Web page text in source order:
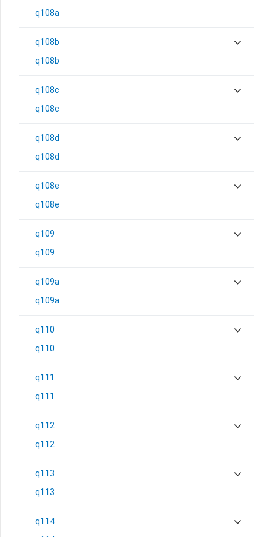
q108a
q108b
q108b
q108c
q108c
q108d
q108d
q108e
q108e
q109
q109
q109a
q109a
q110
q110
q111
q111
q112
q112
q113
q113
q114